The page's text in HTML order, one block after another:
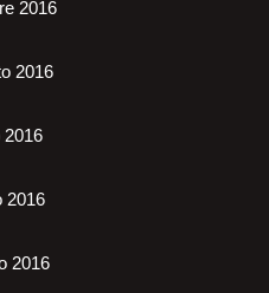
2016
2016
2016
2016
2016